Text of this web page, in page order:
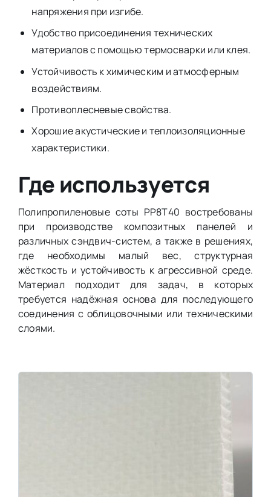
напряжения при изгибе.
Удобство присоединения технических
материалов с помощью термосварки или клея.
Устойчивость к химическим и атмосферным
воздействиям.
Противоплесневые свойства.
Хорошие акустические и теплоизоляционные
характеристики.
Где используется
Полипропиленовые соты PP8T40 востребованы
при производстве композитных панелей и
различных сэндвич-систем, а также в решениях,
где необходимы малый вес, структурная
жёсткость и устойчивость к агрессивной среде.
Материал подходит для задач, в которых
требуется надёжная основа для последующего
соединения с облицовочными или техническими
слоями.